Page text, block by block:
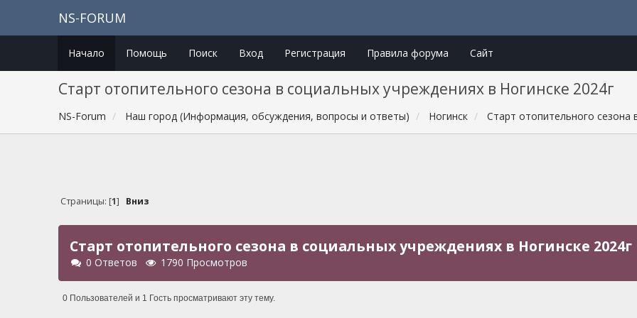
NS-FORUM
Начало Помощь Поиск Вход Регистрация Правила форума Сайт
Старт отопительного сезона в социальных учреждениях в Ногинске 2024г
NS-Forum Наш город (Информация, обсуждения, вопросы и ответы) Ногинск Старт отопительного сезона
Страницы: [1] Вниз
Старт отопительного сезона в социальных учреждениях в Ногинске 2024г
0 Ответов 1790 Просмотров
0 Пользователей и 1 Гость просматривают эту тему.